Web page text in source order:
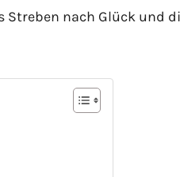
Streben nach Glück und